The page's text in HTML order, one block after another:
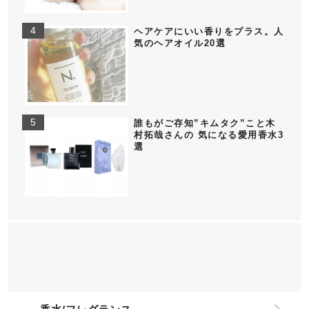
ヘアケアにいい香りをプラス。人
気のヘアオイル20選
誰もがご存知”キムタク”こと木
村拓哉さんの 気になる愛用香水3
選